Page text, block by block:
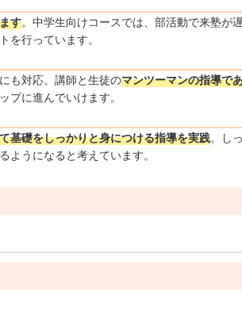
す。中学生向けコースでは、部活動で来塾が
行っています。
も対応。講師と生徒のマンツーマンの指導で
に進んでいけます。
基礎をしっかりと身につける指導を実践。し
うになると考えています。